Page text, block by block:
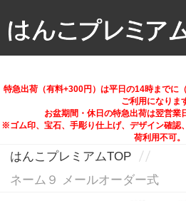
特急出荷（有料+300円）は平日の14時までに
ご利用になりま
お盆期間・休日の特急出荷は翌営業
※ゴム印、宝石、手彫り仕上げ、デザイン確認
荷利用不可。
はんこプレミアムTOP
ネーム９ メールオーダー式